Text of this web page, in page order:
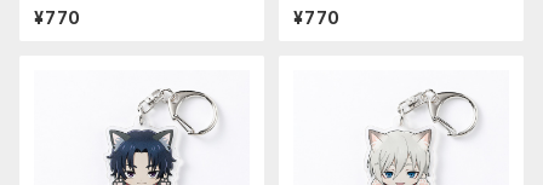
ルキーホルダー（柊シノア）
¥770
猫アクリルキーホルダー（筒井
公宏）
¥770